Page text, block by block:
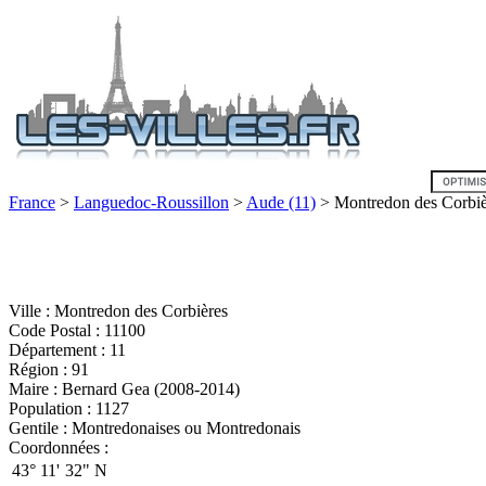
France > Languedoc-Roussillon > Aude (11) > Montredon des
Ville : Montredon des Corbières
Code Postal : 11100
Département : 11
Région : 91
Maire : Bernard Gea (2008-2014)
Population : 1127
Gentile : Montredonaises ou Montredonais
Coordonnées :
43° 11' 32" N